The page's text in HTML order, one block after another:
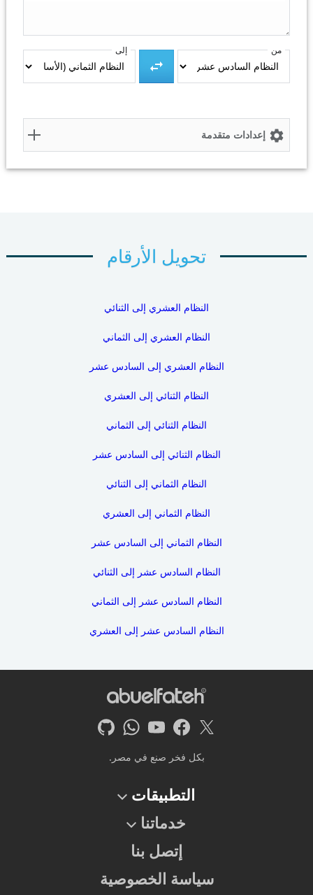
من إلى
إعدادات متقدمة
تحويل الأرقام
النظام العشري إلى الثنائي
النظام العشري إلى الثماني
النظام العشري إلى السادس عشر
النظام الثنائي إلى العشري
النظام الثنائي إلى الثماني
النظام الثنائي إلى السادس عشر
النظام الثماني إلى الثنائي
النظام الثماني إلى العشري
النظام الثماني إلى السادس عشر
النظام السادس عشر إلى الثنائي
النظام السادس عشر إلى الثماني
النظام السادس عشر إلى العشري
بكل فخر صنع في مصر.
التطبيقات
خدماتنا
إتصل بنا
سياسة الخصوصية